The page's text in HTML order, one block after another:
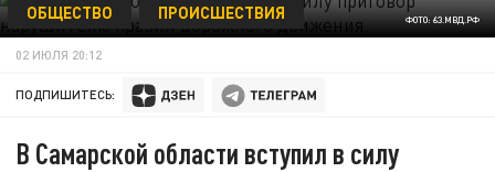
ФОТО: 63.МВД.РФ
ОБЩЕСТВО ПРОИСШЕСТВИЯ
02 ИЮЛЯ 20:12
ПОДПИШИТЕСЬ:
В Самарской области вступил в силу